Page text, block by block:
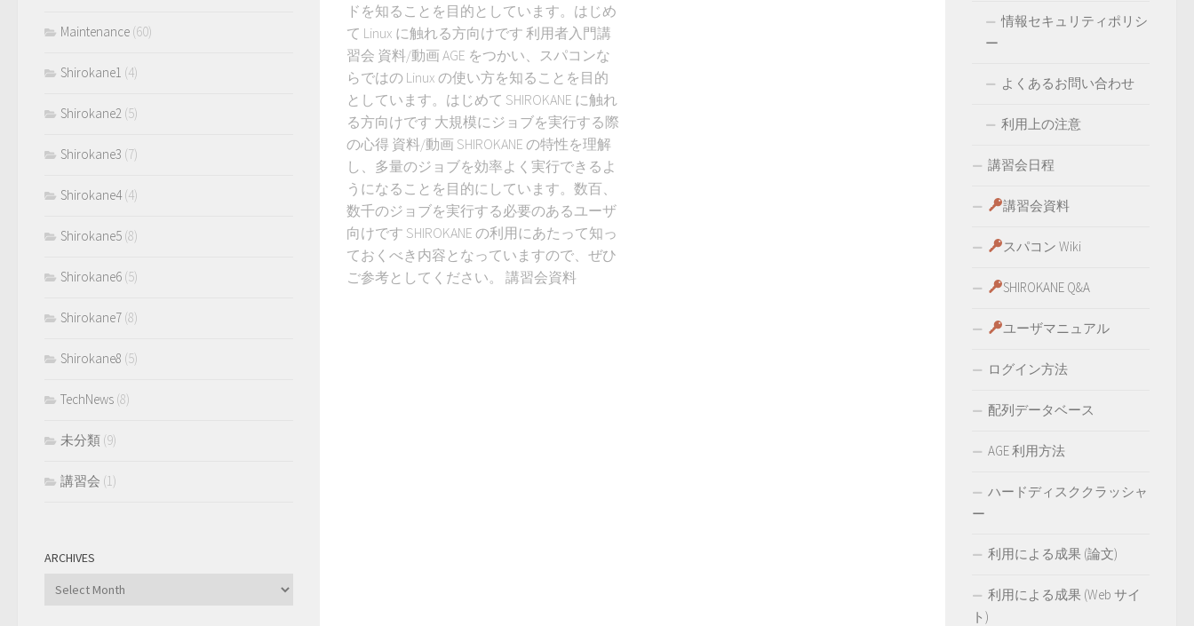
ドを知ることを目的としています。はじめ
て Linux に触れる方向けです 利用者入門講
習会 資料/動画 AGE をつかい、スパコンな
らではの Linux の使い方を知ることを目的
としています。はじめて SHIROKANE に触れ
る方向けです 大規模にジョブを実行する際
の心得 資料/動画 SHIROKANE の特性を理解
し、多量のジョブを効率よく実行できるよ
うになることを目的にしています。数百、
数千のジョブを実行する必要のあるユーザ
向けです SHIROKANE の利用にあたって知っ
ておくべき内容となっていますので、ぜひ
ご参考としてください。 講習会資料
Maintenance (60)
Shirokane1 (4)
Shirokane2 (5)
Shirokane3 (7)
Shirokane4(4)
Shirokane5 (8)
Shirokane6 (5)
Shirokane7 (8)
Shirokane8 (5)
TechNews (8)
未分類 (9)
講習会 (1)
ARCHIVES
Archives
情報セキュリティポリシ
ー
よくあるお問い合わせ
利用上の注意
講習会日程
講習会資料
スパコン Wiki
SHIROKANE Q&A
ユーザマニュアル
ログイン方法
配列データベース
AGE 利用方法
ハードディスククラッシャ
ー
利用による成果 (論文)
利用による成果 (Web サイ
ト)